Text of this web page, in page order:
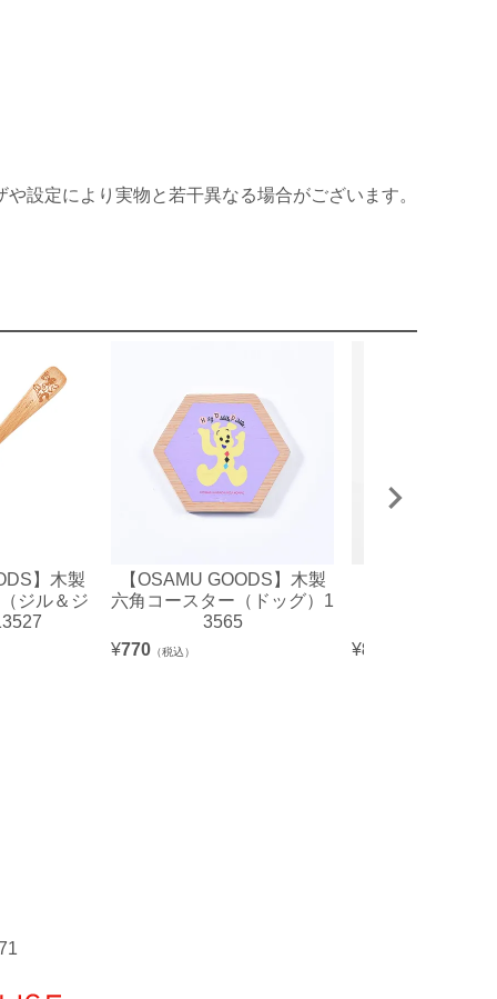
設定により実物と若干異なる場合がございます。
】木製
ジル＆ジ
【OSAMU GOODS】木製
六角コースター（ドッグ）1
3565
¥770 （税込）
¥880